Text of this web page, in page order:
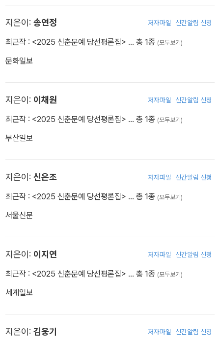
지은이: 송연정 저자파일 신간알림 신청
최근작 : <2025 신춘문예 당선평론집> … 총 1종 (모두보기)
문화일보
지은이: 이채원 저자파일 신간알림 신청
최근작 : <2025 신춘문예 당선평론집> … 총 1종 (모두보기)
부산일보
지은이: 신은조 저자파일 신간알림 신청
최근작 : <2025 신춘문예 당선평론집> … 총 1종 (모두보기)
서울신문
지은이: 이지연 저자파일 신간알림 신청
최근작 : <2025 신춘문예 당선평론집> … 총 1종 (모두보기)
세계일보
지은이: 김웅기 저자파일 신간알림 신청